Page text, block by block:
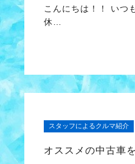
こんにちは！！ いつ
休…
スタッフによるクルマ紹介
オススメの中古車